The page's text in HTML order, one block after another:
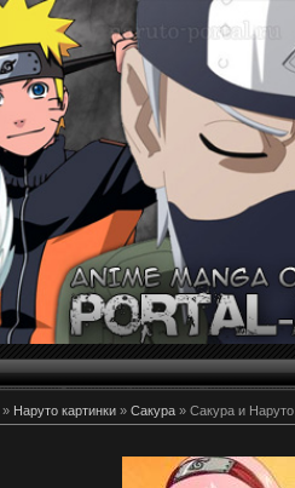
» Наруто картинки » Сакура » Сакура и Наруто